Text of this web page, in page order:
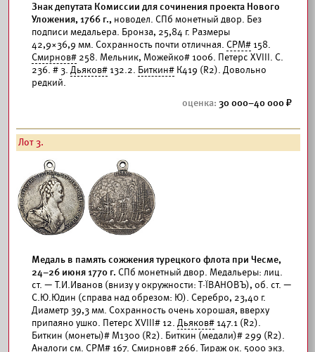
Знак депутата Комиссии для сочинения проекта Нового
Уложения, 1766 г., новодел. СПб монетный двор. Без
подписи медальера. Бронза, 25,84 г. Размеры
42,9×36,9 мм. Сохранность почти отличная. СРМ# 158.
Смирнов# 258. Мельник, Можейко# 1006. Петерс XVIII. С.
236. # 3. Дьяков# 132.2. Биткин# К419 (R2). Довольно
редкий.
30 000–40 000
Лот 3.
Медаль в память сожжения турецкого флота при Чесме,
24–26 июня 1770 г. СПб монетный двор. Медальеры: лиц.
ст. — Т.И.Иванов (внизу у окружности: Т·ÏВАНОВЪ), об. ст. —
С.Ю.Юдин (справа над обрезом: Ю). Серебро, 23,40 г.
Диаметр 39,3 мм. Сохранность очень хорошая, вверху
припаяно ушко. Петерс XVIII# 12. Дьяков# 147.1 (R2).
Биткин (монеты)# М1300 (R2). Биткин (медали)# 299 (R2).
Аналоги см. СРМ# 167. Смирнов# 266. Тираж ок. 5000 экз.